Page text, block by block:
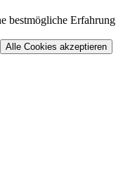
bestmögliche Erfahrung
Alle Cookies akzeptieren